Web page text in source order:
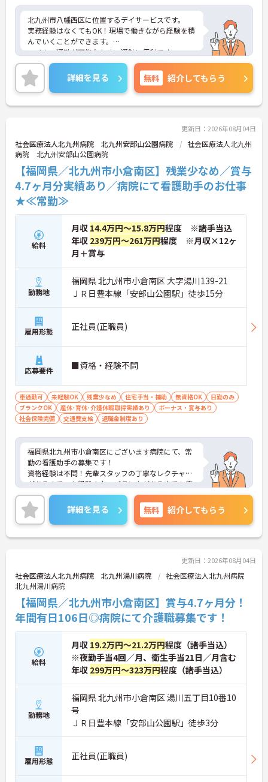
北九州市八幡西区に位置するデイサービスです。
実務経験はなくてもOK！現場で働きながら経験を積
んでいくことができます。
マイカー通勤が可能なため、通勤に便利です。
ご興味をお持ちの方はお気軽にお問い合わせくださ
い。
詳細を見る 無料 紹介してもらう
更新日：2026年08月04日
社会医療法人北九州病院 北九州安部山公園病院
社会医療法人北九州
病院 北九州安部山公園病院
【福岡県／北九州市小倉南区】残業少なめ／賞与
4.7ヶ月分実績あり／病院にて看護助手のお仕事
★≪常勤≫
給料
月収 14.4万円～15.8万円程度 ※諸手当込
年収 239万円～261万円程度 ※月収×12ヶ
月＋賞与
勤務地
福岡県 北九州市小倉南区 大字湯川139-21
ＪＲ日豊本線「安部山公園駅」徒歩15分
雇用形態 正社員(正職員)
応募要件 ■資格・経験不問
車通勤可 未経験OK 残業少なめ 住宅手当・補助 無資格OK
日勤のみ
ブランクOK
産休･育休･介護休暇取得実績あり
ボーナス・賞与あり
社会保険完備
交通費支給 退職金制度あり
福岡県北九州市小倉南区にございます病院にて、常
勤の看護助手の募集です！
資格経験は不問！先輩スタッフの丁寧なレクチャー
があるので、未経験の方・ブランクがある方でも安
心してご入職いただけます◎
賞与も4.7掛け津分の実績あり♪頑張りをしっかり評
価してくれる環境が整っているので、仕事のモチベ
ーションにつながります。
ご興味ある方には、面接対策ポイントなど、さらに
詳細を見る 無料 紹介してもらう
更新日：2026年08月04日
社会医療法人北九州病院 北九州湯川病院
社会医療法人北九州病院
北九州湯川病院
【福岡県／北九州市小倉南区】賞与4.7ヶ月分！
年間有日106日◎病院にて介護職募集です！
給料
月収 19.2万円～21.2万円程度（諸手当込）
※夜勤手当4回／月、衛生手当21日／月含む
年収 299万円～323万円程度（諸手当込）
勤務地
福岡県 北九州市小倉南区 湯川五丁目10番10
号
ＪＲ日豊本線「安部山公園駅」徒歩3分
雇用形態 正社員(正職員)